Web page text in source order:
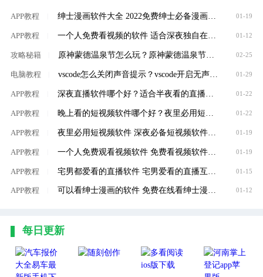
APP教程 绅士漫画软件大全 2022免费绅士必备漫画软件推荐 01-19
APP教程 一个人免费看视频的软件 适合深夜独自在家看的视频软件大全 01-12
攻略秘籍 原神蒙德温泉节怎么玩？原神蒙德温泉节玩法攻略 02-25
电脑教程 vscode怎么关闭声音提示？vscode开启无声通知方法介绍 01-29
APP教程 深夜直播软件哪个好？适合半夜看的直播软件大全 01-22
APP教程 01-22
APP教程 夜里必用短视频软件 深夜必备短视频软件大全 01-19
APP教程 一个人免费观看视频软件 免费看视频软件推荐 01-19
APP教程 01-15
APP教程 可以看绅士漫画的软件 免费在线看绅士漫画软件推荐 01-12
每日更新